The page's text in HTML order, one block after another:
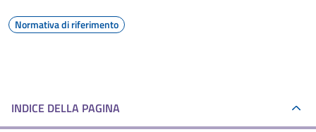
Normativa di riferimento
INDICE DELLA PAGINA